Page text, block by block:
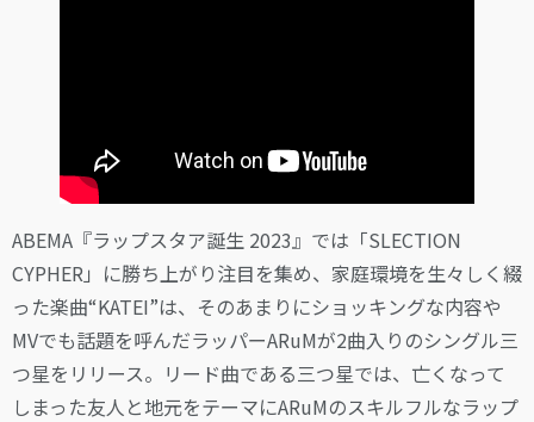
ABEMA『ラップスタア誕生 2023』では「SLECTION
CYPHER」に勝ち上がり注目を集め、家庭環境を生々しく綴
った楽曲“KATEI”は、そのあまりにショッキングな内容や
MVでも話題を呼んだラッパーARuMが2曲入りのシングル三
つ星をリリース。リード曲である三つ星では、亡くなって
しまった友人と地元をテーマにARuMのスキルフルなラップ